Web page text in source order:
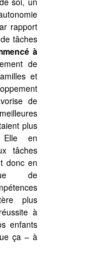
rapport
tâches
à
de
et
de
plus
Elle en
tâches
donc en
de
plus
à
enfants
ça – à